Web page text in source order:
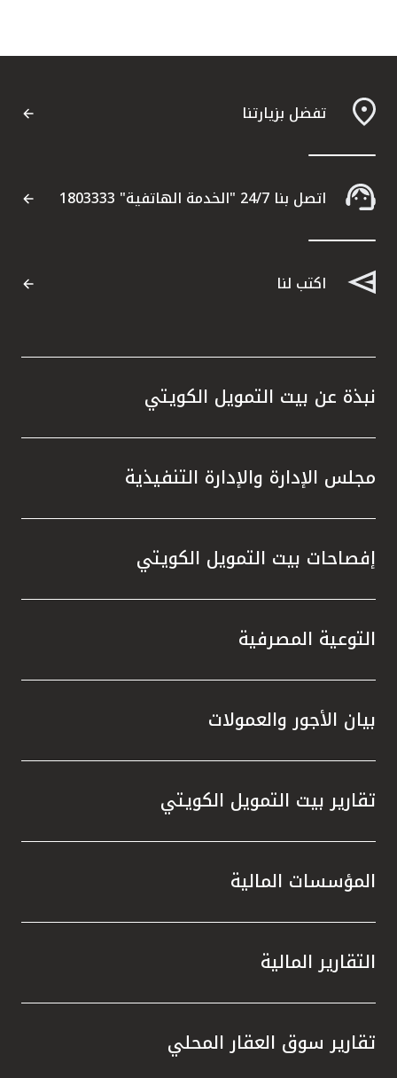
تفضل بزيارتنا
اتصل بنا 24/7 "الخدمة الهاتفية" 1803333
اكتب لنا
نبذة عن بيت التمويل الكويتي
مجلس الإدارة والإدارة التنفيذية
إفصاحات بيت التمويل الكويتي
التوعية المصرفية
بيان الأجور والعمولات
تقارير بيت التمويل الكويتي
المؤسسات المالية
التقارير المالية
تقارير سوق العقار المحلي